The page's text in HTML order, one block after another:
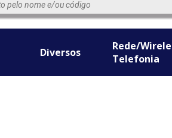
Diversos
Rede/
Telefonia